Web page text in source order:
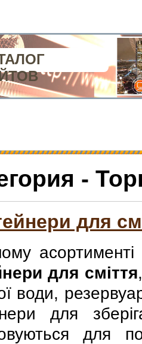
-
для
для сміття
води,
для
для